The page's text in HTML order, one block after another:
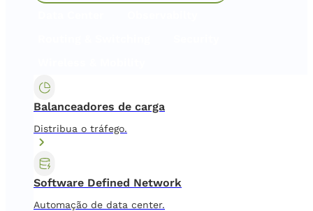
Balanceadores de carga
Distribua o tráfego.
Software Defined Network
Automação de data center.